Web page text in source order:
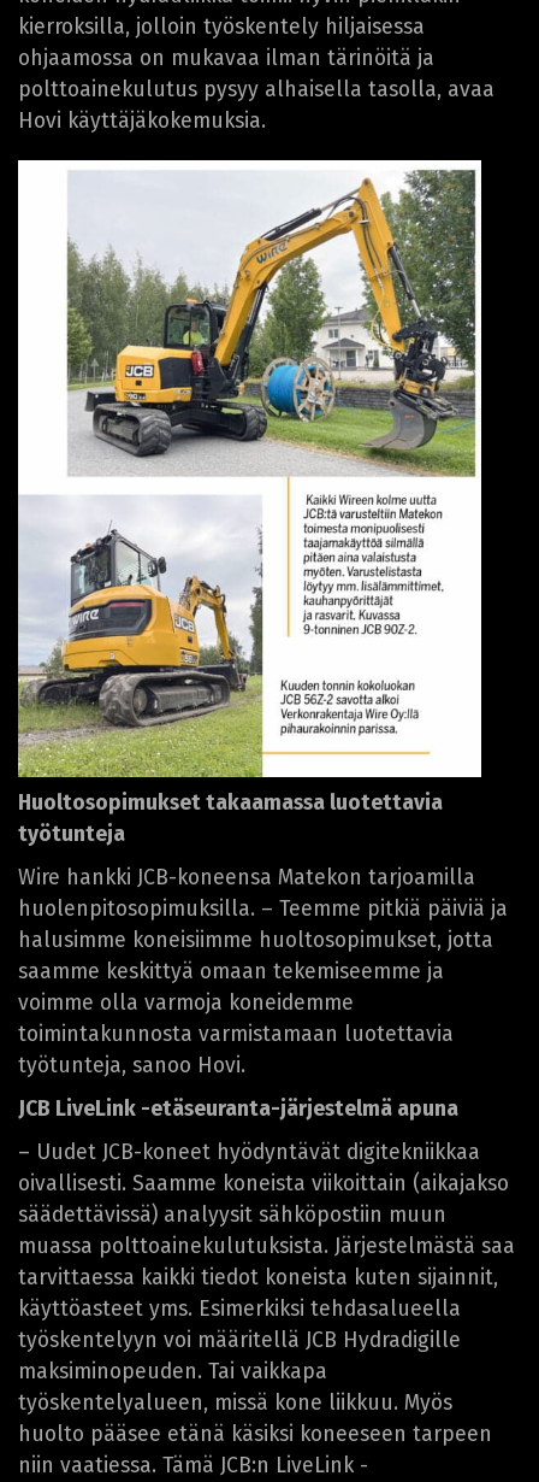
kierroksilla, jolloin työskentely hiljaisessa
ohjaamossa on mukavaa ilman tärinöitä ja
polttoainekulutus pysyy alhaisella tasolla, avaa
Hovi käyttäjäkokemuksia.
Huoltosopimukset takaamassa luotettavia
työtunteja
Wire hankki JCB-koneensa Matekon tarjoamilla
huolenpitosopimuksilla. – Teemme pitkiä päiviä ja
halusimme koneisiimme huoltosopimukset, jotta
saamme keskittyä omaan tekemiseemme ja
voimme olla varmoja koneidemme
toimintakunnosta varmistamaan luotettavia
työtunteja, sanoo Hovi.
JCB LiveLink -etäseuranta-järjestelmä apuna
– Uudet JCB-koneet hyödyntävät digitekniikkaa
oivallisesti. Saamme koneista viikoittain (aikajakso
säädettävissä) analyysit sähköpostiin muun
muassa polttoainekulutuksista. Järjestelmästä saa
tarvittaessa kaikki tiedot koneista kuten sijainnit,
käyttöasteet yms. Esimerkiksi tehdasalueella
työskentelyyn voi määritellä JCB Hydradigille
maksiminopeuden. Tai vaikkapa
työskentelyalueen, missä kone liikkuu. Myös
huolto pääsee etänä käsiksi koneeseen tarpeen
niin vaatiessa. Tämä JCB:n LiveLink -